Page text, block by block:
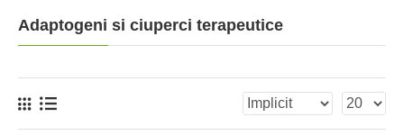
Adaptogeni si ciuperci terapeutice